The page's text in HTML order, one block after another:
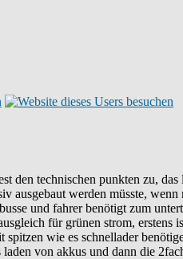
den technischen punkten zu,
ausgebaut werden müsste,
und fahrer benötigt zum
für grünen strom,
spitzen wie es schnellader
von akkus und dann die